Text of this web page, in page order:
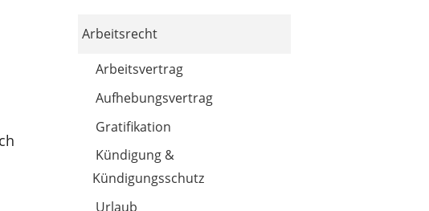
Arbeitsrecht
Arbeitsvertrag
Aufhebungsvertrag
Gratifikation
Kündigung &
Kündigungsschutz